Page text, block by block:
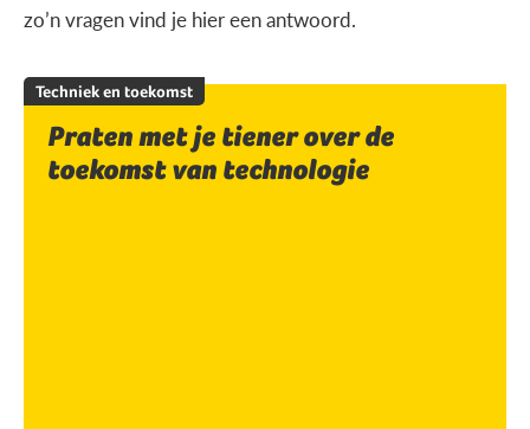
zo’n vragen vind je hier een antwoord.
Techniek en toekomst
Praten met je tiener over de
toekomst van technologie